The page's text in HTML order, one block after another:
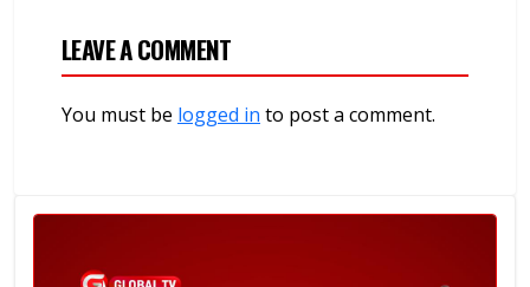
LEAVE A COMMENT
You must be logged in to post a comment.